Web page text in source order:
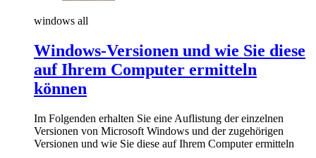
windows all
Windows-Versionen und wie Sie diese
auf Ihrem Computer ermitteln
können
Im Folgenden erhalten Sie eine Auflistung der einzelnen
Versionen von Microsoft Windows und der zugehörigen
Versionen und wie Sie diese auf Ihrem Computer ermitteln